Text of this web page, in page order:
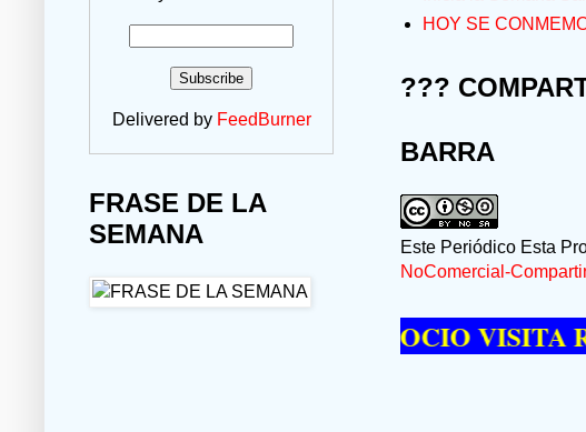
HOY SE
???
BARRA
Este Periódico Esta
NoComercial-
UN MOMENTO DE OCIO VISITA
Delivered by FeedBurner
FRASE DE LA
SEMANA